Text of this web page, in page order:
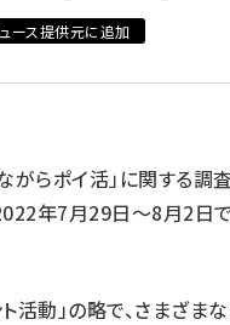
ース提供元に追加
がらポイ活」に関する調
年7月29日～8月2日
活動」の略で、さまざまな